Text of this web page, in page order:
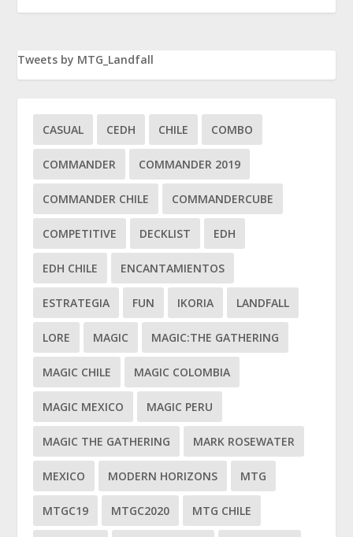
Tweets by MTG_Landfall
CASUAL CEDH CHILE COMBO
COMMANDER COMMANDER 2019
COMMANDER CHILE COMMANDERCUBE
COMPETITIVE DECKLIST EDH
EDH CHILE ENCANTAMIENTOS
ESTRATEGIA FUN IKORIA LANDFALL
LORE MAGIC MAGIC:THE GATHERING
MAGIC CHILE MAGIC COLOMBIA
MAGIC MEXICO MAGIC PERU
MAGIC THE GATHERING MARK ROSEWATER
MEXICO MODERN HORIZONS MTG
MTGC19 MTGC2020 MTG CHILE